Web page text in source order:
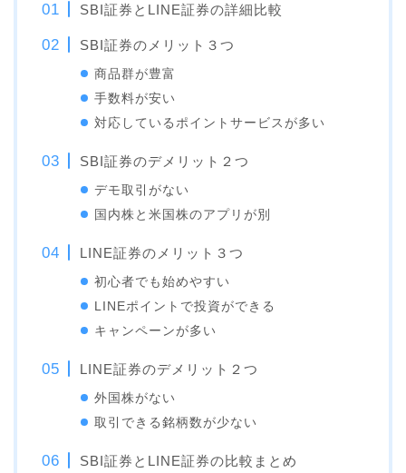
SBI証券とLINE証券の詳細比較
SBI証券のメリット３つ
商品群が豊富
手数料が安い
対応しているポイントサービスが多い
SBI証券のデメリット２つ
デモ取引がない
国内株と米国株のアプリが別
LINE証券のメリット３つ
初心者でも始めやすい
LINEポイントで投資ができる
キャンペーンが多い
LINE証券のデメリット２つ
外国株がない
取引できる銘柄数が少ない
SBI証券とLINE証券の比較まとめ